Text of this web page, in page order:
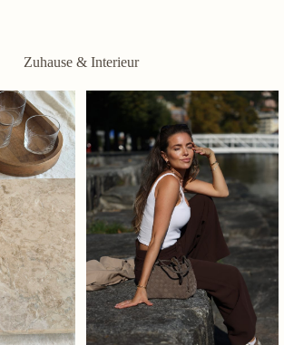
Zuhause & Interieur